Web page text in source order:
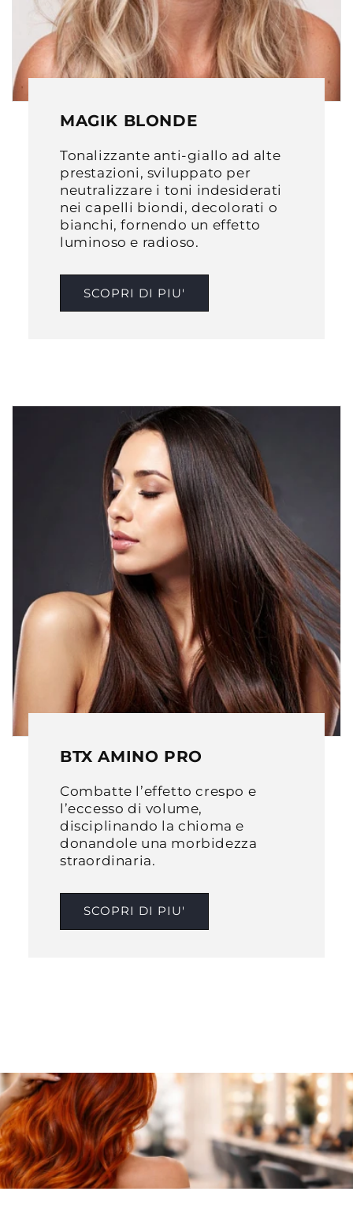
MAGIK BLONDE
Tonalizzante anti-giallo ad alte
prestazioni, sviluppato per
neutralizzare i toni indesiderati
nei capelli biondi, decolorati o
bianchi, fornendo un effetto
luminoso e radioso.​
SCOPRI DI PIU'
BTX AMINO PRO
Combatte l’effetto crespo e
l’eccesso di volume,
disciplinando la chioma e
donandole una morbidezza
straordinaria.
SCOPRI DI PIU'